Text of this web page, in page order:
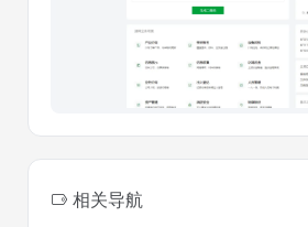
相关导航